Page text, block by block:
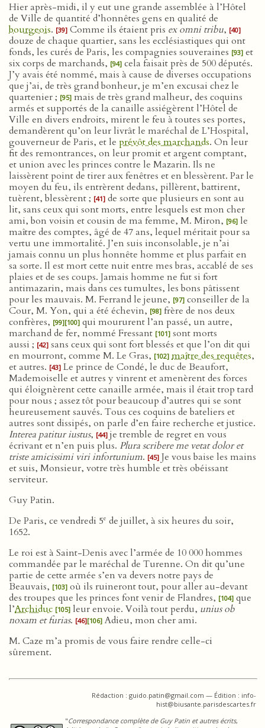
Hier après-midi, il y eut une grande assemblée à l’Hôtel
de Ville de quantité d’honnêtes gens en qualité de
bourgeois. [39] Comme ils étaient pris ex omni tribu, [40]
douze de chaque quartier, sans les ecclésiastiques qui ont
fonds, les curés de Paris, les compagnies souveraines [93] et
six corps de marchands, [94] cela faisait près de 500 députés.
J’y avais été nommé, mais à cause de diverses occupations
que j’ai, de très grand bonheur, je m’en excusai chez le
quartenier ; [95] mais de très grand malheur, des coquins
armés et supportés de la canaille assiégèrent l’Hôtel de
Ville en divers endroits, mirent le feu à toutes ses portes,
demandèrent qu’on leur livrât le maréchal de L’Hospital,
gouverneur de Paris, et le prévôt des marchands. On leur
fit des remontrances, on leur promit et argent comptant,
et union avec les princes contre le Mazarin. Ils ne
laissèrent point de tirer aux fenêtres et en blessèrent. Par le
moyen du feu, ils entrèrent dedans, pillèrent, battirent,
tuèrent, blessèrent ; [41] de sorte que plusieurs en sont au
lit, sans ceux qui sont morts, entre lesquels est mon cher
ami, bon voisin et cousin de ma femme, M. Miron, [96] le
maître des comptes, âgé de 47 ans, lequel méritait pour sa
vertu une immortalité. J’en suis inconsolable, je n’ai
jamais connu un plus honnête homme et plus parfait en
sa sorte. Il est mort cette nuit entre mes bras, accablé de ses
plaies et de ses coups. Jamais homme ne fut si fort
antimazarin, mais dans ces tumultes, les bons pâtissent
pour les mauvais. M. Ferrand le jeune, [97] conseiller de la
Cour, M. Yon, qui a été échevin, [98] frère de nos deux
confrères, [99][100] qui moururent l’an passé, un autre,
marchand de fer, nommé Fressant [101] sont morts
aussi ; [42] sans ceux qui sont fort blessés et que l’on dit qui
en mourront, comme M. Le Gras, [102] maître des requêtes,
et autres. [43] Le prince de Condé, le duc de Beaufort,
Mademoiselle et autres y vinrent et amenèrent des forces
qui éloignèrent cette canaille armée, mais il était trop tard
pour nous ; assez tôt pour beaucoup d’autres qui se sont
heureusement sauvés. Tous ces coquins de bateliers et
autres sont dissipés, on parle d’en faire recherche et justice.
Interea patitur iustus, [44] je tremble de regret en vous
écrivant et n’en puis plus. Plura scribere me vetat dolor et
triste amicissimi viri infortunium. [45] Je vous baise les mains
et suis, Monsieur, votre très humble et très obéissant
serviteur.
Guy Patin.
De Paris, ce vendredi 5e de juillet, à six heures du soir,
1652.
Le roi est à Saint-Denis avec l’armée de 10 000 hommes
commandée par le maréchal de Turenne. On dit qu’une
partie de cette armée s’en va devers notre pays de
Beauvais, [103] où ils ruineront tout, pour aller au-devant
des troupes que les princes font venir de Flandres, [104] que
l’Archiduc [105] leur envoie. Voilà tout perdu, unius ob
noxam et furias. [46][106] Adieu, mon cher ami.
M. Caze m’a promis de vous faire rendre celle-ci
sûrement.
Rédaction : guido.patin@gmail.com — Édition : info-
hist@biusante.parisdescartes.fr
"Correspondance complète de Guy Patin et autres écrits,